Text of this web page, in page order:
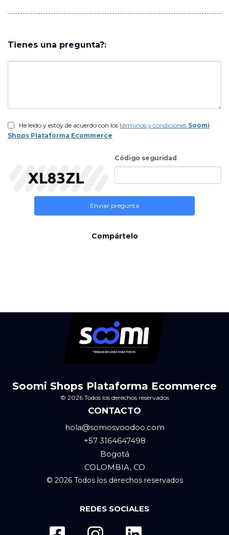
Tienes una pregunta?:
He leído y estoy de acuerdo con los términos y condiciones Soomi
Shops Plataforma Ecommerce
Código seguridad
Enviar pregunta
Compártelo
Soomi Shops Plataforma Ecommerce
© 2026 Todos los derechos reservados
CONTACTO
hola@somosvoodoo.com
+57 3164647498
Bogotá
COLOMBIA, CO
© 2026 Todos los derechos reservados
REDES SOCIALES